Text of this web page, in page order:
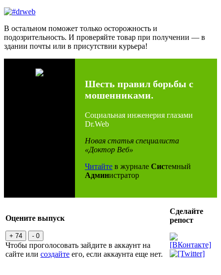
В остальном поможет только осторожность и
подозрительность. И проверяйте товар при получении — в
здании почты или в присутствии курьера!
Шесть правил борьбы с
мошенниками.
Социальная инженерия глазами
Dr.Web
Новая статья специалиста
«Доктор Веб»
Читайтев журнале Системный
Администратор
Оцените выпуск
+ 74 - 0
Чтобы проголосовать зайдите в аккаунт на
сайте или создайте его, если аккаунта еще нет.
Сделайте
репост